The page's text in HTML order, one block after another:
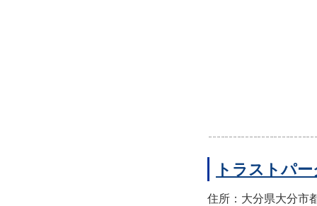
トラストパ
住所：大分県大分市